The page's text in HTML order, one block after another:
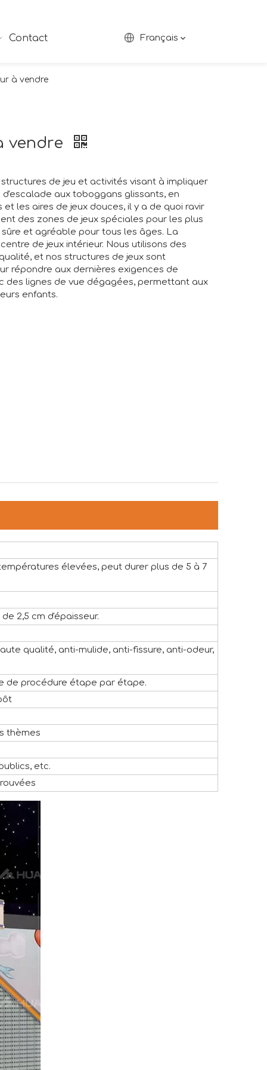
Contact Français
à vendre
vendre
de jeu et activités visant à impliquer
aux toboggans glissants, en
les aires de jeux douces, il y a de quoi ravir
des zones de jeux spéciales pour les plus
et agréable pour tous les âges. La
de jeux intérieur. Nous utilisons des
et nos structures de jeux sont
répondre aux dernières exigences de
des lignes de vue dégagées, permettant aux
enfants.
élevées, peut durer plus de 5 à 7
2,5 cm d'épaisseur.
qualité, anti-mulide, anti-fissure, anti-odeur,
de procédure étape par étape.
thèmes
etc.